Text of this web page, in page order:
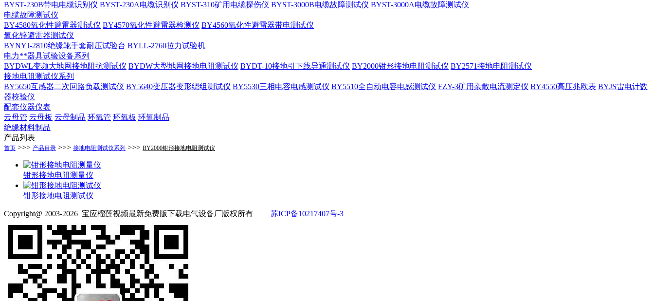
BYST-230B带电电缆识别仪 BYST-230A电缆识别仪 BYST-310矿用电缆探伤仪 BYST-3000B电缆故障测试仪 BYST-3000A电缆故障测试仪
电缆故障测试仪
BY4580氧化性避雷器测试仪 BY4570氧化性避雷器检测仪 BY4560氧化性避雷器带电测试仪
氧化锌避雷器测试仪
BYNYJ-2810绝缘靴手套耐压试验台 BYLL-2760拉力试验机
电力**器具试验设备系列
BYDWL变频大地网接地阻抗测试仪 BYDW大型地网接地电阻测试仪 BYDT-10接地引下线导通测试仪 BY2000钳形接地电阻测试仪 BY2571接地电阻测试仪
接地电阻测试仪系列
BY5650互感器二次回路负载测试仪 BY5640变压器变形绕组测试仪 BY5530三相电容电感测试仪 BY5510全自动电容电感测试仪 FZY-3矿用杂散电流测定仪 BY4550高压兆欧表 BYJS雷电计数
器校验仪
配套仪器仪表
云母管 云母板 云母制品 环氧管 环氧板 环氧制品
绝缘材料制品
产品列表
首页 >>> 产品目录 >>> 接地电阻测试仪系列 >>> BY2000钳形接地电阻测试仪
钳形接地电阻测量仪
钳形接地电阻测试仪
Copyright@ 2003-2026 宝应榴莲视频最新免费版下载电气设备厂版权所有 苏ICP备10217407号-3